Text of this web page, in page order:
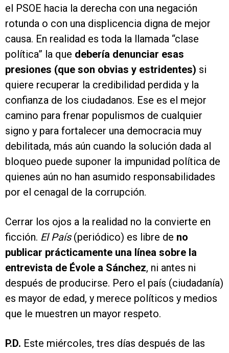
el PSOE hacia la derecha con una negación
rotunda o con una displicencia digna de mejor
causa. En realidad es toda la llamada “clase
política” la que debería denunciar esas
presiones (que son obvias y estridentes) si
quiere recuperar la credibilidad perdida y la
confianza de los ciudadanos. Ese es el mejor
camino para frenar populismos de cualquier
signo y para fortalecer una democracia muy
debilitada, más aún cuando la solución dada al
bloqueo puede suponer la impunidad política de
quienes aún no han asumido responsabilidades
por el cenagal de la corrupción.
Cerrar los ojos a la realidad no la convierte en
ficción. El País(periódico) es libre de no
publicar prácticamente una línea sobre la
entrevista de Évole a Sánchez, ni antes ni
después de producirse. Pero el país (ciudadanía)
es mayor de edad, y merece políticos y medios
que le muestren un mayor respeto.
P.D. Este miércoles, tres días después de las